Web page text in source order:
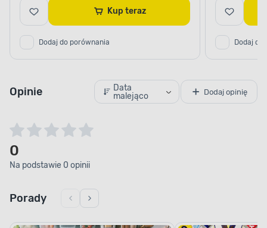
Kup teraz
Dodaj do porównania Dodaj do
Opinie
Data
malejąco
Dodaj opinię
0
Na podstawie 0 opinii
Porady